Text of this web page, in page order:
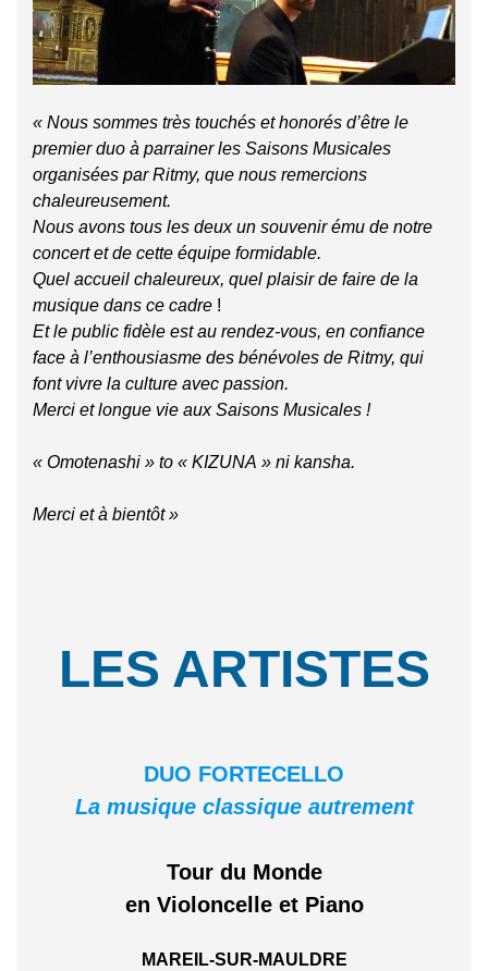
« Nous sommes très touchés et honorés d’être le
premier duo à parrainer les Saisons Musicales
organisées par Ritmy, que nous remercions
chaleureusement.
Nous avons tous les deux un souvenir ému de notre
concert et de cette équipe formidable.
Quel accueil chaleureux, quel plaisir de faire de la
musique dans ce cadre !
Et le public fidèle est au rendez-vous, en confiance
face à l’enthousiasme des bénévoles de Ritmy, qui
font vivre la culture avec passion.
Merci et longue vie aux Saisons Musicales !
« Omotenashi » to « KIZUNA » ni kansha.
Merci et à bientôt »
LES ARTISTES
DUO FORTECELLO
La musique classique autrement
Tour du Monde
en Violoncelle et Piano
MAREIL-SUR-MAULDRE